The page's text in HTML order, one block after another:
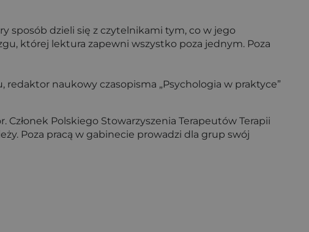
sposób dzieli się z czytelnikami tym, co w jego
której lektura zapewni wszystko poza jednym. Poza
naukowy czasopisma „Psychologia w praktyce”
Polskiego Stowarzyszenia Terapeutów Terapii
Poza pracą w gabinecie prowadzi dla grup swój